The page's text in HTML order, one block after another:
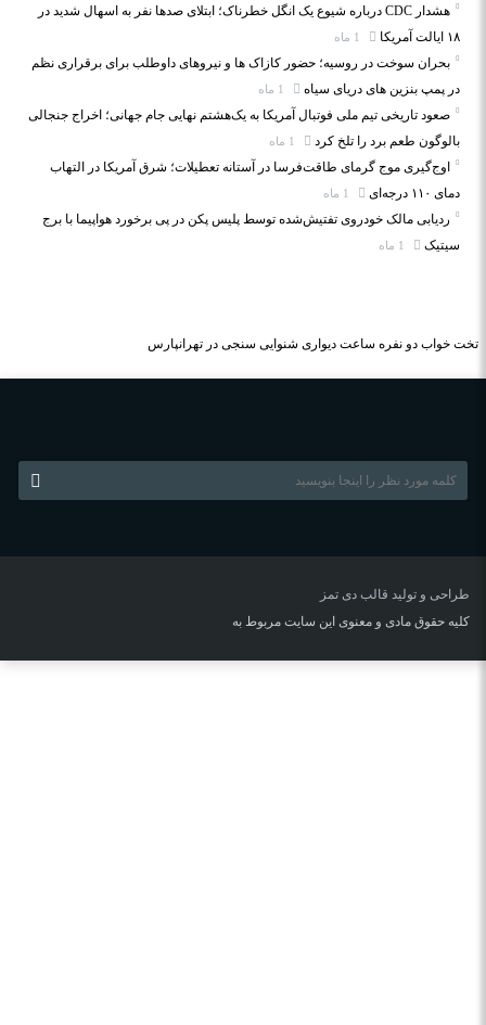
هشدار CDC درباره شیوع یک انگل خطرناک؛ ابتلای صدها نفر به اسهال شدید در
۱۸ ایالت آمریکا
بحران سوخت در روسیه؛ حضور کازاک‌ ها و نیروهای داوطلب برای برقراری نظم
در پمپ بنزین‌ های دریای سیاه
صعود تاریخی تیم ملی فوتبال آمریکا به یک‌هشتم نهایی جام جهانی؛ اخراج جنجالی
بالوگون طعم برد را تلخ کرد
اوج‌گیری موج گرمای طاقت‌فرسا در آستانه تعطیلات؛ شرق آمریکا در التهاب
دمای ۱۱۰ درجه‌ای
ردیابی مالک خودروی تفتیش‌شده توسط پلیس پکن در پی برخورد هواپیما با برج
سیتیک
تخت خواب دو نفره ساعت دیواری شنوایی سنجی در تهرانپارس
طراحی و تولید قالب دی تمز
کلیه حقوق مادی و معنوی این سایت مربوط به